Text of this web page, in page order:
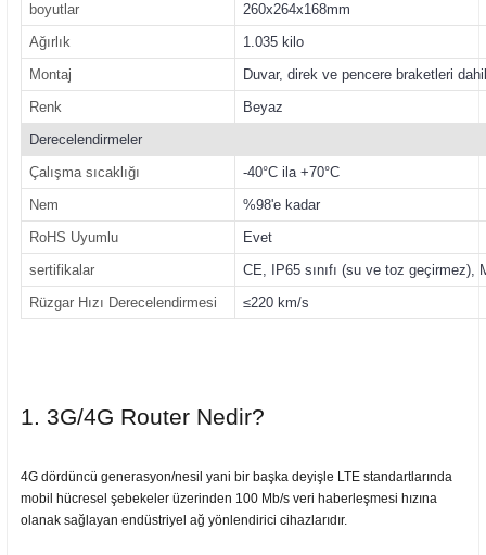
boyutlar
260x264x168mm
Ağırlık
1.035 kilo
Montaj
Duvar, direk ve pencere braketleri
Renk
Beyaz
Derecelendirmeler
Çalışma sıcaklığı
-40°C ila +70°C
Nem
%98'e kadar
RoHS Uyumlu
Evet
sertifikalar
CE, IP65 sınıfı (su ve toz
Rüzgar Hızı Derecelendirmesi
≤220 km/s
1. 3G/4G Router Nedir?
4G dördüncü generasyon/nesil yani bir başka deyişle LTE standartlarında
mobil hücresel şebekeler üzerinden 100 Mb/s veri haberleşmesi hızına
olanak sağlayan endüstriyel ağ yönlendirici cihazlarıdır.